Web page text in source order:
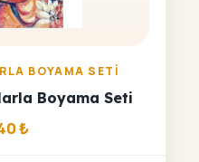
BOYAMA SETI
Boyama Seti
₺